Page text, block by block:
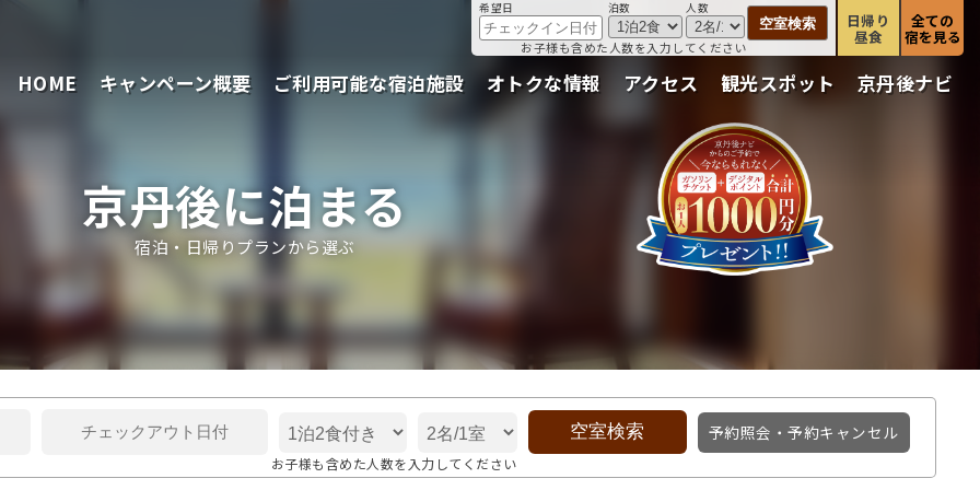
希望日 泊数 人数
お子様も含めた人数を入力してください
日帰り
昼食
全ての
宿を見る
HOME キャンペーン概要 ご利用可能な宿泊施設 オトクな情報 アクセス 観光スポット 京丹後ナビ
京丹後に泊まる
宿泊・日帰りプランから選ぶ
お子様も含めた人数を入力してください
予約照会・予約キャンセル